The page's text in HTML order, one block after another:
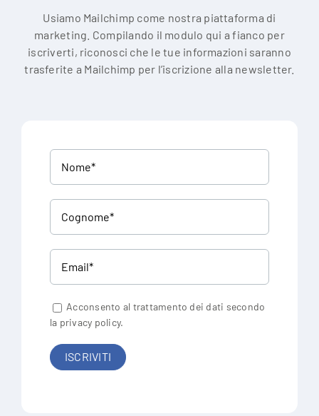
Usiamo Mailchimp come nostra piattaforma di
marketing. Compilando il modulo qui a fianco per
iscriverti, riconosci che le tue informazioni saranno
trasferite a Mailchimp per l’iscrizione alla newsletter.
Acconsento al trattamento dei dati secondo
la privacy policy.